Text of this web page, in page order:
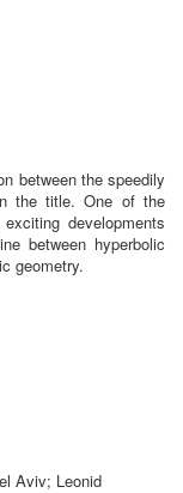
between the speedily
the title. One of the
developments
between hyperbolic
geometry.
Aviv; Leonid